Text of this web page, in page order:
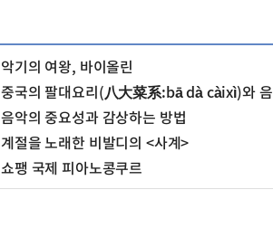
악기의 여왕, 바이올린
중국의 팔대요리(八大菜系:bā dà càixì)와 음식 문화
음악의 중요성과 감상하는 방법
계절을 노래한 비발디의 <사계>
쇼팽 국제 피아노콩쿠르